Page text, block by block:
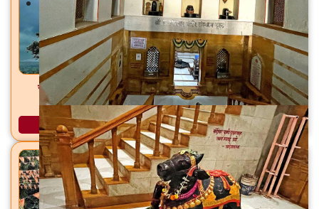
सांब सदाशिव मंदिर डोंगरगाव (शिव), ता. फुलंब्री, जि. छत्रपती
संभाजीनगर
अधिक माहिती